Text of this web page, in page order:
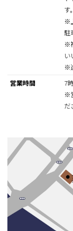
す。
※
駐
※
い
※
営業時間
7
※
だ